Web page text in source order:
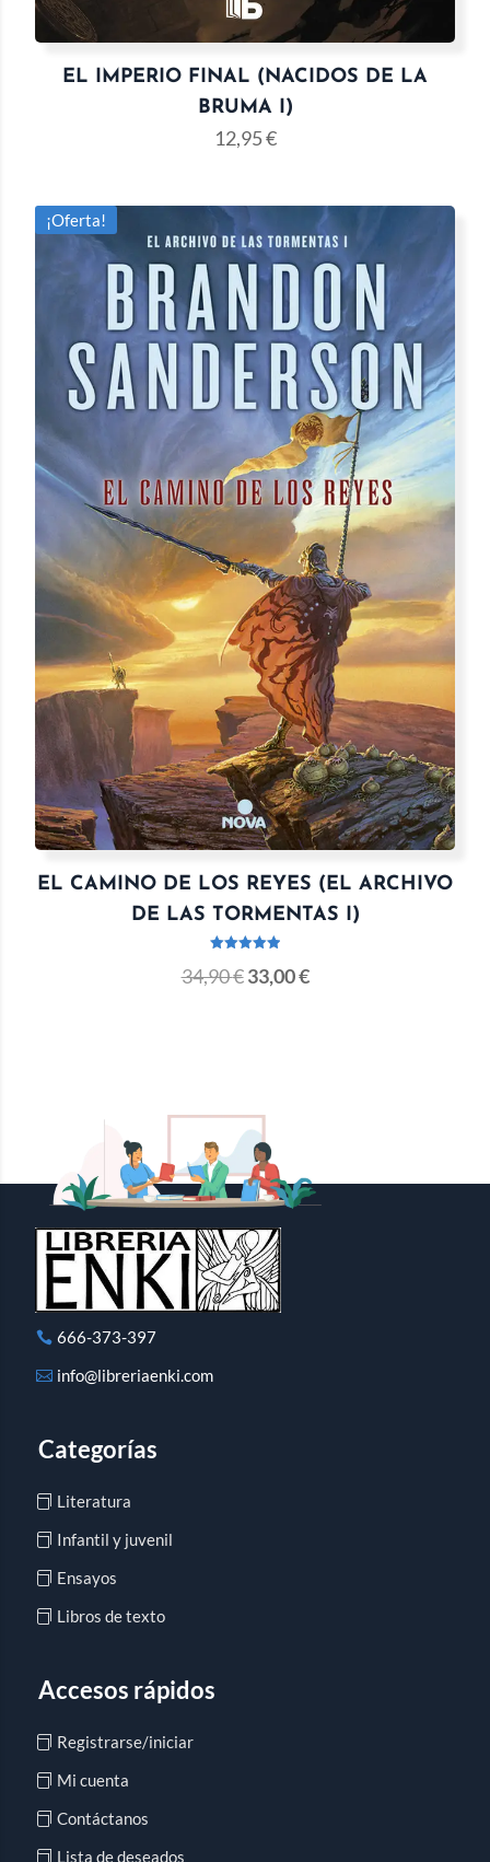
EL IMPERIO FINAL (NACIDOS DE LA
BRUMA I)
12,95€
¡Oferta!
EL CAMINO DE LOS REYES (EL ARCHIVO
DE LAS TORMENTAS I)
con
5.00
34,90€ 33,00€
666-373-397
info@libreriaenki.com
Categorías
Literatura
Infantil y juvenil
Ensayos
Libros de texto
Accesos rápidos
Registrarse/iniciar
Mi cuenta
Contáctanos
Lista de deseados